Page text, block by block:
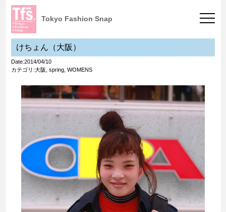
Tokyo Fashion Snap
けちょん（大阪）
Date:2014/04/10
カテゴリ:大阪 spring, WOMENS